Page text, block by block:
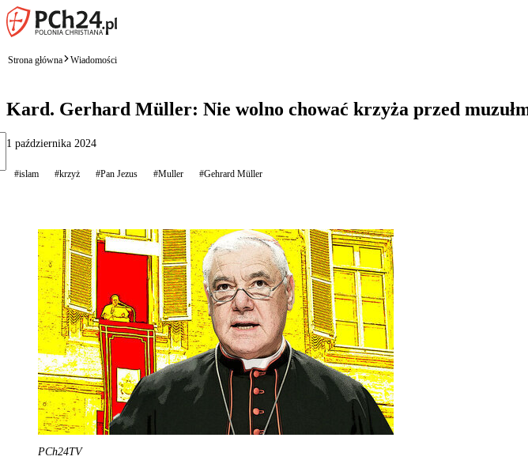
Strona główna Wiadomości
Kard. Gerhard Müller: Nie wolno chować krzyża przed
1 października 2024
#islam #krzyż #Pan Jezus #Muller #Gehrard Müller
PCh24TV